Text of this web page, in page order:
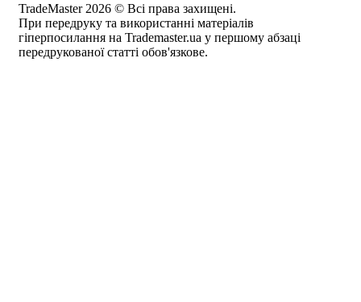
TradeMaster 2026 © Всі права захищені.
При передруку та використанні матеріалів
гіперпосилання на Trademaster.ua у першому абзаці
передрукованої статті обов'язкове.